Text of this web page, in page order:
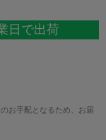
日で出荷
お手配となるため、お届